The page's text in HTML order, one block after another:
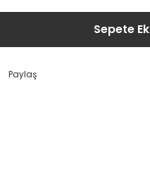
Sepete
Paylaş